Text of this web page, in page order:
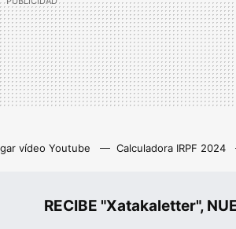
vídeo Youtube Calculadora IRPF 2024
RECIBE "Xatakaletter",